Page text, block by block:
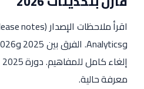
معرفة حالية.